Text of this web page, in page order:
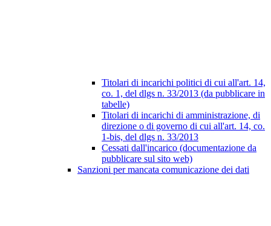
Titolari di incarichi politici di cui all'art. 14,
co. 1, del dlgs n. 33/2013 (da pubblicare in
tabelle)
Titolari di incarichi di amministrazione, di
direzione o di governo di cui all'art. 14, co.
1-bis, del dlgs n. 33/2013
Cessati dall'incarico (documentazione da
pubblicare sul sito web)
Sanzioni per mancata comunicazione dei dati